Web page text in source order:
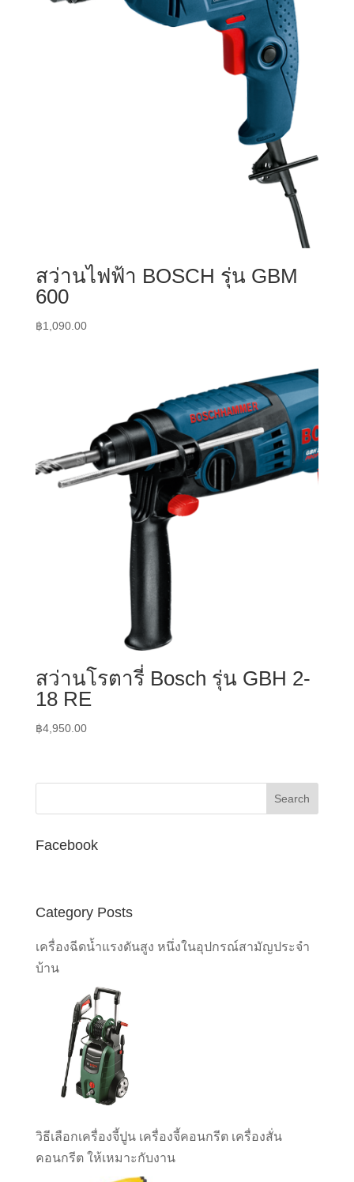
สว่านไฟฟ้า BOSCH รุ่น GBM
600
฿1,090.00
สว่านโรตารี่ Bosch รุ่น GBH 2-
18 RE
฿4,950.00
Facebook
Category Posts
เครื่องฉีดน้ำแรงดันสูง หนึ่งในอุปกรณ์สามัญประจำ
บ้าน
วิธีเลือกเครื่องจี้ปูน เครื่องจี้คอนกรีต เครื่องสั่น
คอนกรีต ให้เหมาะกับงาน